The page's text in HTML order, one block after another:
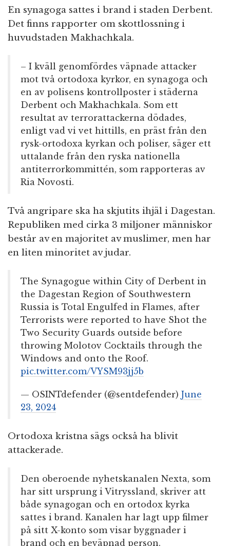
En synagoga sattes i brand i staden Derbent.
Det finns rapporter om skottlossning i
huvudstaden Makhachkala.
– I kväll genomfördes väpnade attacker
mot två ortodoxa kyrkor, en synagoga och
en av polisens kontrollposter i städerna
Derbent och Makhachkala. Som ett
resultat av terrorattackerna dödades,
enligt vad vi vet hittills, en präst från den
rysk-ortodoxa kyrkan och poliser, säger ett
uttalande från den ryska nationella
antiterrorkommittén, som rapporteras av
Ria Novosti.
Två angripare ska ha skjutits ihjäl i Dagestan.
Republiken med cirka 3 miljoner människor
består av en majoritet av muslimer, men har
en liten minoritet av judar.
The Synagogue within City of Derbent in
the Dagestan Region of Southwestern
Russia is Total Engulfed in Flames, after
Terrorists were reported to have Shot the
Two Security Guards outside before
throwing Molotov Cocktails through the
Windows and onto the Roof.
pic.twitter.com/VYSM93jj5b
— OSINTdefender (@sentdefender) June
23, 2024
Ortodoxa kristna sägs också ha blivit
attackerade.
Den oberoende nyhetskanalen Nexta, som
har sitt ursprung i Vitryssland, skriver att
både synagogan och en ortodox kyrka
sattes i brand. Kanalen har lagt upp filmer
på sitt X-konto som visar byggnader i
brand och en beväpnad person.